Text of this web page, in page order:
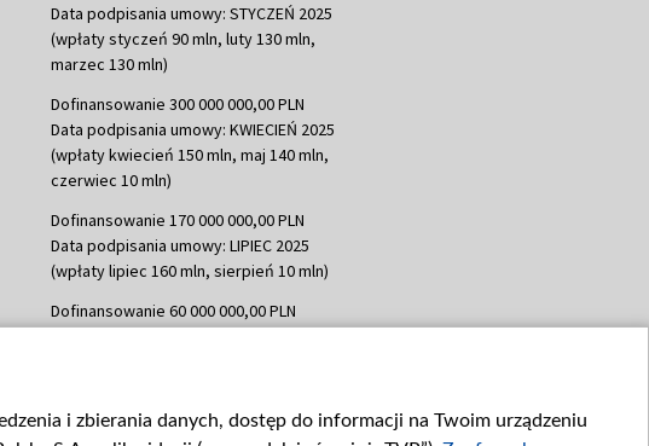
Data podpisania umowy: STYCZEŃ 2025
(wpłaty styczeń 90 mln, luty 130 mln,
marzec 130 mln)
Dofinansowanie 300 000 000,00 PLN
Data podpisania umowy: KWIECIEŃ 2025
(wpłaty kwiecień 150 mln, maj 140 mln,
czerwiec 10 mln)
Dofinansowanie 170 000 000,00 PLN
Data podpisania umowy: LIPIEC 2025
(wpłaty lipiec 160 mln, sierpień 10 mln)
Dofinansowanie 60 000 000,00 PLN
Data podpisania umowy: WRZESIEŃ 2025
i zbierania danych, dostęp do informacji na Twoim urządzeniu